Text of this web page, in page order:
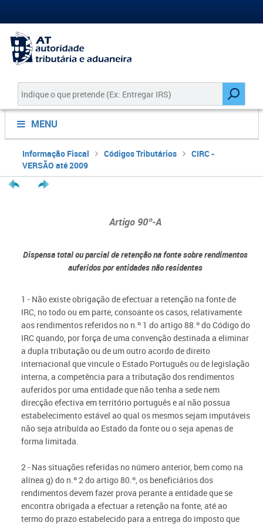
MENU
Informação Fiscal Códigos Tributários
CIRC -
VERSÃO até 2009
Artigo 90º-A
Dispensa total ou parcial de retenção na fonte sobre rendimentos
auferidos por entidades não residentes
1 - Não existe obrigação de efectuar a retenção na fonte de
IRC, no todo ou em parte, consoante os casos, relativamente
aos rendimentos referidos no n.º 1 do artigo 88.º do Código do
IRC quando, por força de uma convenção destinada a eliminar
a dupla tributação ou de um outro acordo de direito
internacional que vincule o Estado Português ou de legislação
interna, a competência para a tributação dos rendimentos
auferidos por uma entidade que não tenha a sede nem
direcção efectiva em território português e aí não possua
estabelecimento estável ao qual os mesmos sejam imputáveis
não seja atribuída ao Estado da fonte ou o seja apenas de
forma limitada.
2 - Nas situações referidas no número anterior, bem como na
alínea g) do n.º 2 do artigo 80.º, os beneficiários dos
rendimentos devem fazer prova perante a entidade que se
encontra obrigada a efectuar a retenção na fonte, até ao
termo do prazo estabelecido para a entrega do imposto que